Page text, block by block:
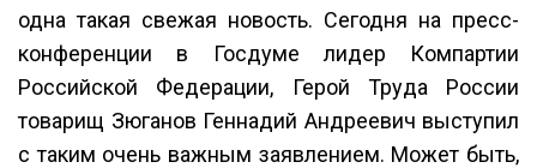
одна такая свежая новость. Сегодня на пресс-
конференции в Госдуме лидер Компартии
Российской Федерации, Герой Труда России
товарищ Зюганов Геннадий Андреевич выступил
с таким очень важным заявлением. Может быть,